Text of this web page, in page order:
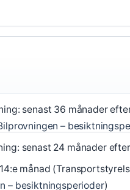
senast 36 månader
–
senast 24 månader
månad
– besiktningsperioder)